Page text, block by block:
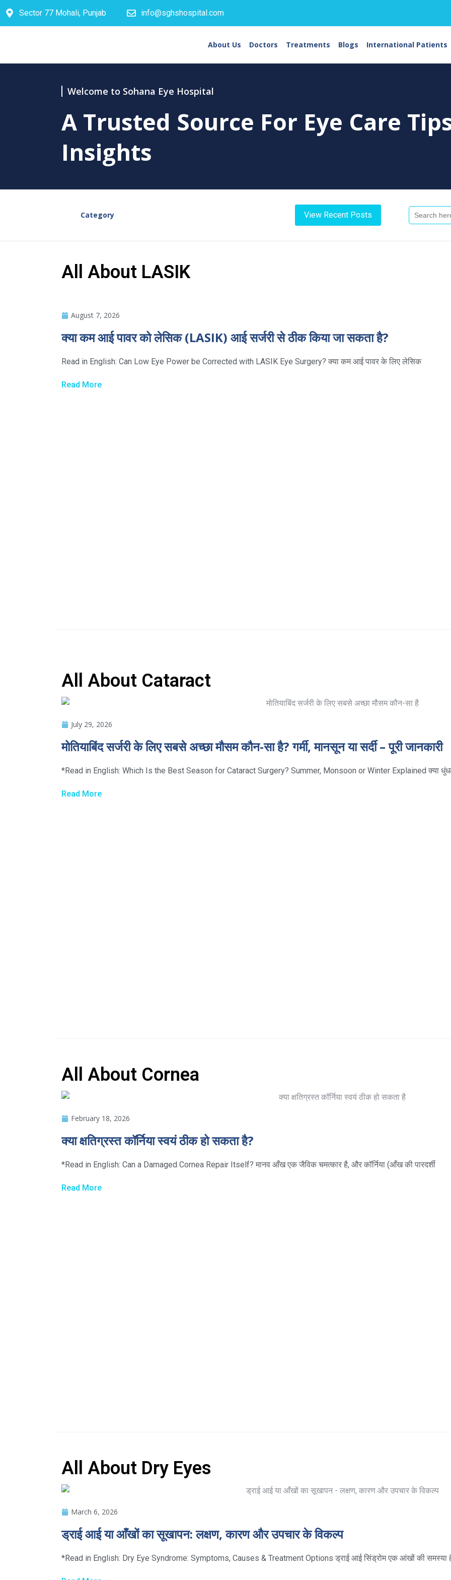
Sector 77 Mohali, Punjab info@sghshospital.com
About Us Doctors Treatments Blogs International Patients
Welcome to Sohana Eye Hospital
A Trusted Source For Eye Care
Insights
Category View Recent Posts
Search
For:
All About LASIK
August 7, 2026
क्या कम आई पावर को लेसिक (LASIK) आई सर्जरी से ठीक किया जा सकता है?
Read in English: Can Low Eye Power be Corrected with LASIK Eye Surgery? क्या कम आई पावर के लिए लेसिक
Read More
All About Cataract
July 29, 2026
मोतियाबिंद सर्जरी के लिए सबसे अच्छा मौसम कौन-सा है? गर्मी, मानसून या सर्दी – पूरी जानकारी
*Read in English: Which Is the Best Season for Cataract Surgery? Summer, Monsoon or Winter Explained क्या
Read More
All About Cornea
February 18, 2026
क्या क्षतिग्रस्त कॉर्निया स्वयं ठीक हो सकता है?
*Read in English: Can a Damaged Cornea Repair Itself? मानव आँख एक जैविक चमत्कार है, और कॉर्निया (आँख की पारदर्शी
Read More
All About Dry Eyes
March 6, 2026
ड्राई आई या आँखों का सूखापन: लक्षण, कारण और उपचार के विकल्प
*Read in English: Dry Eye Syndrome: Symptoms, Causes & Treatment Options ड्राई आई सिंड्रोम एक आंखों की समस्या